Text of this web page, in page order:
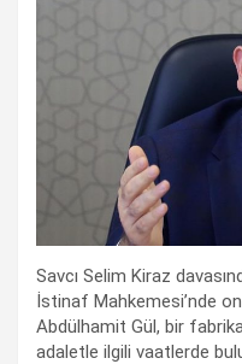
Savcı Selim Kiraz
İstinaf Mahkemesi’nde
Abdülhamit Gül, bir
adaletle ilgili vaatlerde